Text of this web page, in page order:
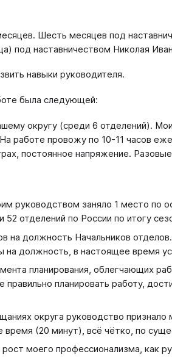
Шесть месяцев под
под наставничеством Николая
навыки руководителя.
была следующей:
округу (среди 6 отделений).
работе провожу по 10-11 часов
постоянное напряжение.
руководством заняло 1 место по
52 отделений по России по итогу
на должность Начальников
на должность, в настоящее время
планирования, облегчающих
правильно планировать работу,
округа руководство
время (20 минут), всё чётко, по
моего профессионализма, как